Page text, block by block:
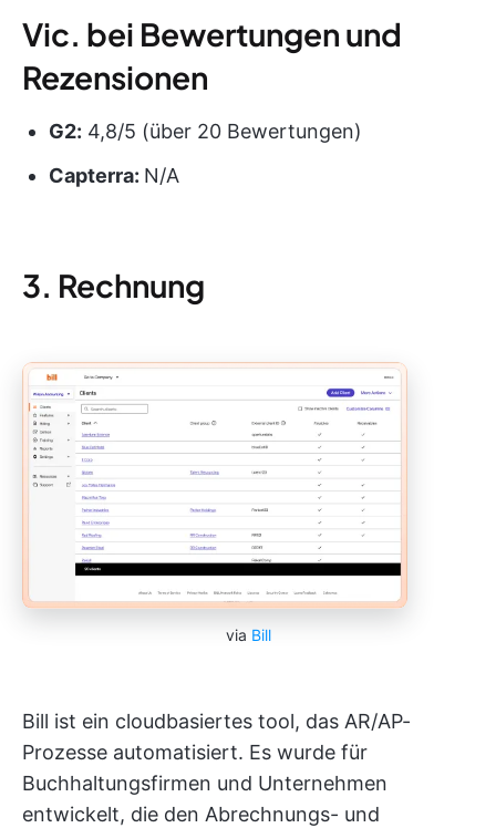
Vic. bei Bewertungen und
Rezensionen
G2: 4,8/5 (über 20 Bewertungen)
Capterra: N/A
3. Rechnung
via Bill
Bill ist ein cloudbasiertes tool, das AR/AP-
Prozesse automatisiert. Es wurde für
Buchhaltungsfirmen und Unternehmen
entwickelt, die den Abrechnungs- und